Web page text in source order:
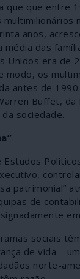
que que entre
anos,
média das
Unidos era de
os
antes de
Buffet,
sociedade.
patrimonial”
de
sociais
de vida –
norte-